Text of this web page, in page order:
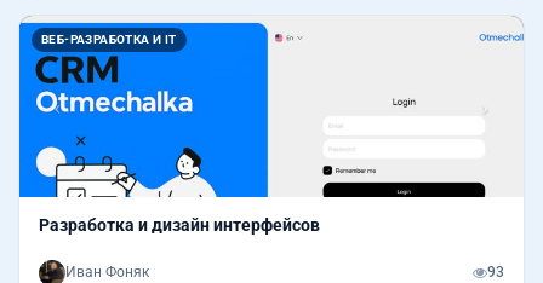
ВЕБ-РАЗРАБОТКА И IT
Назад
Разработка и дизайн интерфейсов
Иван Фоняк 93